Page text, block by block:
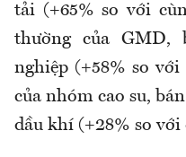
tải (+65% so với
thường của GMD,
nghiệp (+58% so
của nhóm cao su,
dầu khí (+28% so với